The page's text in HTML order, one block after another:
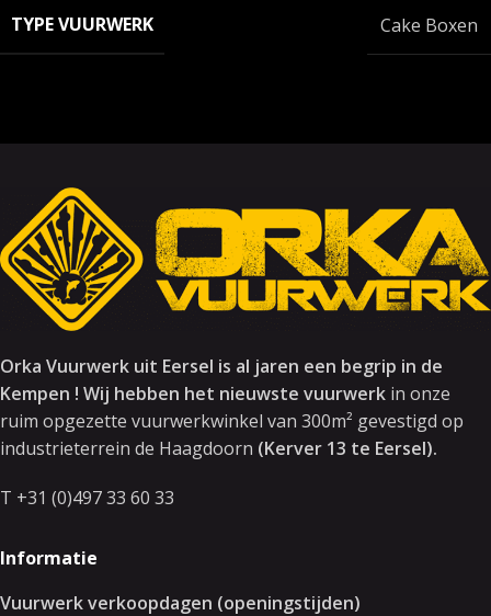
TYPE VUURWERK Cake Boxen
Orka Vuurwerk uit Eersel is al jaren een begrip in de
Kempen ! Wij hebben het nieuwste vuurwerk in onze
ruim opgezette vuurwerkwinkel van 300m² gevestigd op
industrieterrein de Haagdoorn (Kerver 13 te Eersel).
T +31 (0)497 33 60 33
Informatie
Vuurwerk verkoopdagen (openingstijden)